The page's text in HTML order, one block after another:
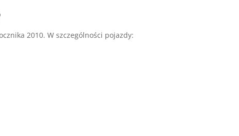
2010. W szczególności pojazdy: